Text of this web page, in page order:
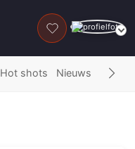
DONEER
Hot shots Nieuws Fails